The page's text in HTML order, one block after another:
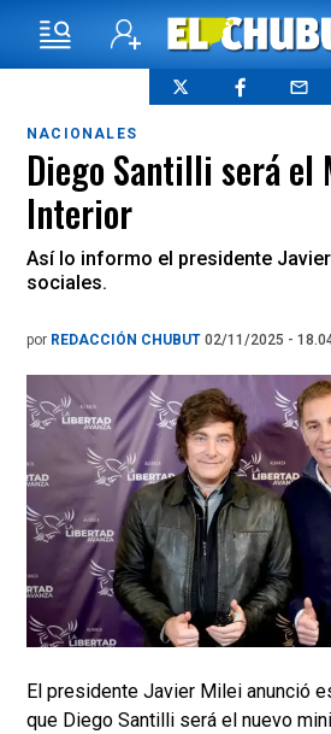
NACIONALES
Diego Santilli será el
Interior
Así lo informo el presidente
sociales.
por REDACCIÓN CHUBUT 02/11/2025 -
El presidente Javier Milei anunció
que Diego Santilli será el nuevo